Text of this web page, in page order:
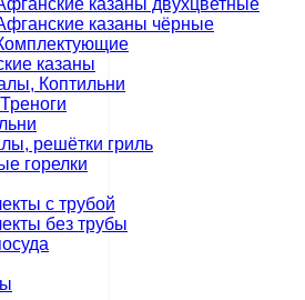
казаны двухцветные
казаны чёрные
казаны
Коптильни
решётки гриль
горелки
с трубой
без трубы